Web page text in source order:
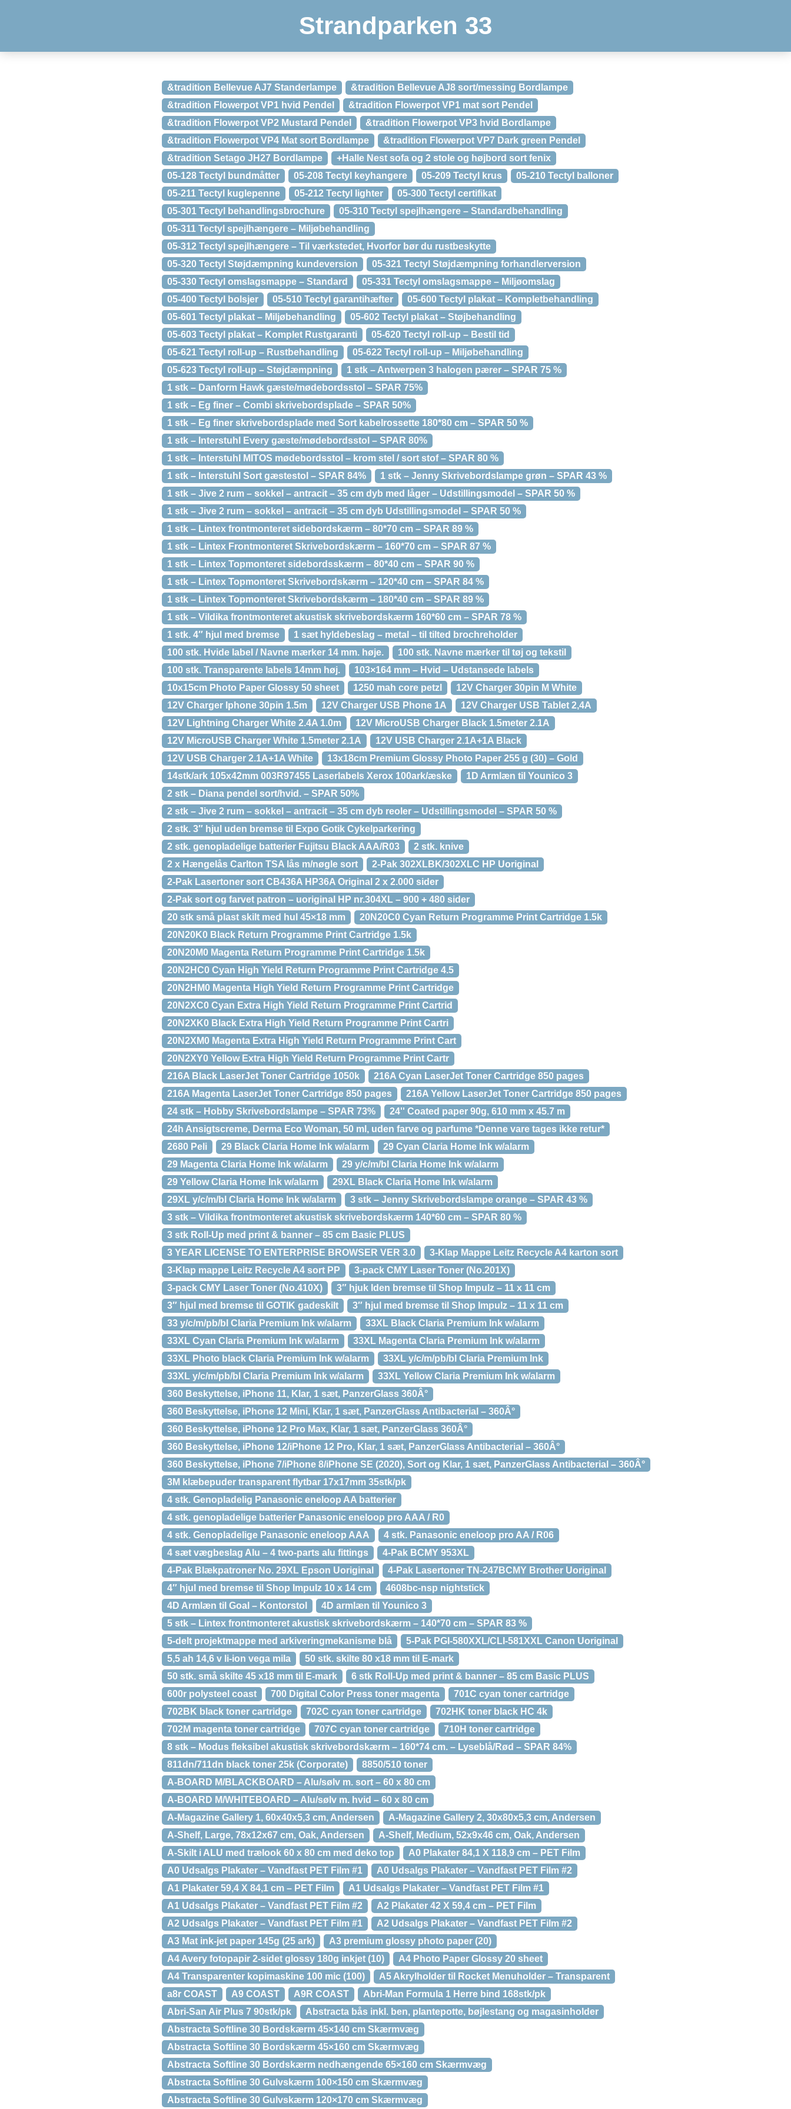
Strandparken 33
&tradition Bellevue AJ7 Standerlampe
&tradition Bellevue AJ8 sort/messing Bordlampe
&tradition Flowerpot VP1 hvid Pendel
&tradition Flowerpot VP1 mat sort Pendel
&tradition Flowerpot VP2 Mustard Pendel
&tradition Flowerpot VP3 hvid Bordlampe
&tradition Flowerpot VP4 Mat sort Bordlampe
&tradition Flowerpot VP7 Dark green Pendel
&tradition Setago JH27 Bordlampe
+Halle Nest sofa og 2 stole og højbord sort fenix
05-128 Tectyl bundmåtter
05-208 Tectyl keyhangere 05-209 Tectyl krus
05-210 Tectyl balloner
05-211 Tectyl kuglepenne
05-212 Tectyl lighter
05-300 Tectyl certifikat
05-301 Tectyl behandlingsbrochure
05-310 Tectyl spejlhængere – Standardbehandling
05-311 Tectyl spejlhængere – Miljøbehandling
05-312 Tectyl spejlhængere – Til værkstedet, Hvorfor bør du rustbeskytte
05-320 Tectyl Støjdæmpning kundeversion
05-321 Tectyl Støjdæmpning forhandlerversion
05-330 Tectyl omslagsmappe – Standard
05-331 Tectyl omslagsmappe – Miljøomslag
05-400 Tectyl bolsjer
05-510 Tectyl garantihæfter
05-600 Tectyl plakat – Kompletbehandling
05-601 Tectyl plakat – Miljøbehandling
05-602 Tectyl plakat – Støjbehandling
05-603 Tectyl plakat – Komplet Rustgaranti
05-620 Tectyl roll-up – Bestil tid
05-621 Tectyl roll-up – Rustbehandling
05-622 Tectyl roll-up – Miljøbehandling
05-623 Tectyl roll-up – Støjdæmpning
1 stk – Antwerpen 3 halogen pærer – SPAR 75 %
1 stk – Danform Hawk gæste/mødebordsstol – SPAR 75%
1 stk – Eg finer – Combi skrivebordsplade – SPAR 50%
1 stk – Eg finer skrivebordsplade med Sort kabelrossette 180*80 cm – SPAR 50 %
1 stk – Interstuhl Every gæste/mødebordsstol – SPAR 80%
1 stk – Interstuhl MITOS mødebordsstol – krom stel / sort stof – SPAR 80 %
1 stk – Interstuhl Sort gæstestol – SPAR 84%
1 stk – Jenny Skrivebordslampe grøn – SPAR 43 %
1 stk – Jive 2 rum – sokkel – antracit – 35 cm dyb med låger – Udstillingsmodel – SPAR 50 %
1 stk – Jive 2 rum – sokkel – antracit – 35 cm dyb Udstillingsmodel – SPAR 50 %
1 stk – Lintex frontmonteret sidebordskærm – 80*70 cm – SPAR 89 %
1 stk – Lintex Frontmonteret Skrivebordskærm – 160*70 cm – SPAR 87 %
1 stk – Lintex Topmonteret sidebordsskærm – 80*40 cm – SPAR 90 %
1 stk – Lintex Topmonteret Skrivebordskærm – 120*40 cm – SPAR 84 %
1 stk – Lintex Topmonteret Skrivebordskærm – 180*40 cm – SPAR 89 %
1 stk – Vildika frontmonteret akustisk skrivebordskærm 160*60 cm – SPAR 78 %
1 stk. 4″ hjul med bremse
1 sæt hyldebeslag – metal – til tilted brochreholder
100 stk. Hvide label / Navne mærker 14 mm. høje.
100 stk. Navne mærker til tøj og tekstil
100 stk. Transparente labels 14mm høj.
103×164 mm – Hvid – Udstansede labels
10x15cm Photo Paper Glossy 50 sheet
1250 mah core petzl
12V Charger 30pin M White
12V Charger Iphone 30pin 1.5m
12V Charger USB Phone 1A
12V Charger USB Tablet 2,4A
12V Lightning Charger White 2.4A 1.0m
12V MicroUSB Charger Black 1.5meter 2.1A
12V MicroUSB Charger White 1.5meter 2.1A
12V USB Charger 2.1A+1A Black
12V USB Charger 2.1A+1A White
13x18cm Premium Glossy Photo Paper 255 g (30) – Gold
14stk/ark 105x42mm 003R97455 Laserlabels Xerox 100ark/æske
1D Armlæn til Younico 3
2 stk – Diana pendel sort/hvid. – SPAR 50%
2 stk – Jive 2 rum – sokkel – antracit – 35 cm dyb reoler – Udstillingsmodel – SPAR 50 %
2 stk. 3″ hjul uden bremse til Expo Gotik Cykelparkering
2 stk. genopladelige batterier Fujitsu Black AAA/R03
2 stk. knive
2 x Hængelås Carlton TSA lås m/nøgle sort
2-Pak 302XLBK/302XLC HP Uoriginal
2-Pak Lasertoner sort CB436A HP36A Original 2 x 2.000 sider
2-Pak sort og farvet patron – uoriginal HP nr.304XL – 900 + 480 sider
20 stk små plast skilt med hul 45×18 mm
20N20C0 Cyan Return Programme Print Cartridge 1.5k
20N20K0 Black Return Programme Print Cartridge 1.5k
20N20M0 Magenta Return Programme Print Cartridge 1.5k
20N2HC0 Cyan High Yield Return Programme Print Cartridge 4.5
20N2HM0 Magenta High Yield Return Programme Print Cartridge
20N2XC0 Cyan Extra High Yield Return Programme Print Cartrid
20N2XK0 Black Extra High Yield Return Programme Print Cartri
20N2XM0 Magenta Extra High Yield Return Programme Print Cart
20N2XY0 Yellow Extra High Yield Return Programme Print Cartr
216A Black LaserJet Toner Cartridge 1050k
216A Cyan LaserJet Toner Cartridge 850 pages
216A Magenta LaserJet Toner Cartridge 850 pages
216A Yellow LaserJet Toner Cartridge 850 pages
24 stk – Hobby Skrivebordslampe – SPAR 73%
24'' Coated paper 90g, 610 mm x 45.7 m
24h Ansigtscreme, Derma Eco Woman, 50 ml, uden farve og parfume *Denne vare tages ikke retur*
2680 Peli
29 Black Claria Home Ink w/alarm
29 Cyan Claria Home Ink w/alarm
29 Magenta Claria Home Ink w/alarm
29 y/c/m/bl Claria Home Ink w/alarm
29 Yellow Claria Home Ink w/alarm
29XL Black Claria Home Ink w/alarm
29XL y/c/m/bl Claria Home Ink w/alarm
3 stk – Jenny Skrivebordslampe orange – SPAR 43 %
3 stk – Vildika frontmonteret akustisk skrivebordskærm 140*60 cm – SPAR 80 %
3 stk Roll-Up med print & banner – 85 cm Basic PLUS
3 YEAR LICENSE TO ENTERPRISE BROWSER VER 3.0
3-Klap Mappe Leitz Recycle A4 karton sort
3-Klap mappe Leitz Recycle A4 sort PP
3-pack CMY Laser Toner (No.201X)
3-pack CMY Laser Toner (No.410X)
3″ hjuk lden bremse til Shop Impulz – 11 x 11 cm
3″ hjul med bremse til GOTIK gadeskilt
3″ hjul med bremse til Shop Impulz – 11 x 11 cm
33 y/c/m/pb/bl Claria Premium Ink w/alarm
33XL Black Claria Premium Ink w/alarm
33XL Cyan Claria Premium Ink w/alarm
33XL Magenta Claria Premium Ink w/alarm
33XL Photo black Claria Premium Ink w/alarm
33XL y/c/m/pb/bl Claria Premium Ink
33XL y/c/m/pb/bl Claria Premium Ink w/alarm
33XL Yellow Claria Premium Ink w/alarm
360 Beskyttelse, iPhone 11, Klar, 1 sæt, PanzerGlass 360Â°
360 Beskyttelse, iPhone 12 Mini, Klar, 1 sæt, PanzerGlass Antibacterial – 360Â°
360 Beskyttelse, iPhone 12 Pro Max, Klar, 1 sæt, PanzerGlass 360Â°
360 Beskyttelse, iPhone 12/iPhone 12 Pro, Klar, 1 sæt, PanzerGlass Antibacterial – 360Â°
360 Beskyttelse, iPhone 7/iPhone 8/iPhone SE (2020), Sort og Klar, 1 sæt, PanzerGlass Antibacterial – 360Â°
3M klæbepuder transparent flytbar 17x17mm 35stk/pk
4 stk. Genopladelig Panasonic eneloop AA batterier
4 stk. genopladelige batterier Panasonic eneloop pro AAA / R0
4 stk. Genopladelige Panasonic eneloop AAA
4 stk. Panasonic eneloop pro AA / R06
4 sæt vægbeslag Alu – 4 two-parts alu fittings
4-Pak BCMY 953XL
4-Pak Blækpatroner No. 29XL Epson Uoriginal
4-Pak Lasertoner TN-247BCMY Brother Uoriginal
4″ hjul med bremse til Shop Impulz 10 x 14 cm
4608bc-nsp nightstick
4D Armlæn til Goal – Kontorstol
4D armlæn til Younico 3
5 stk – Lintex frontmonteret akustisk skrivebordskærm – 140*70 cm – SPAR 83 %
5-delt projektmappe med arkiveringmekanisme blå
5-Pak PGI-580XXL/CLI-581XXL Canon Uoriginal
5,5 ah 14,6 v li-ion vega mila
50 stk. skilte 80 x18 mm til E-mark
50 stk. små skilte 45 x18 mm til E-mark
6 stk Roll-Up med print & banner – 85 cm Basic PLUS
600r polysteel coast
700 Digital Color Press toner magenta
701C cyan toner cartridge
702BK black toner cartridge
702C cyan toner cartridge
702HK toner black HC 4k
702M magenta toner cartridge
707C cyan toner cartridge
710H toner cartridge
8 stk – Modus fleksibel akustisk skrivebordskærm – 160*74 cm. – Lyseblå/Rød – SPAR 84%
811dn/711dn black toner 25k (Corporate)
8850/510 toner
A-BOARD M/BLACKBOARD – Alu/sølv m. sort – 60 x 80 cm
A-BOARD M/WHITEBOARD – Alu/sølv m. hvid – 60 x 80 cm
A-Magazine Gallery 1, 60x40x5,3 cm, Andersen
A-Magazine Gallery 2, 30x80x5,3 cm, Andersen
A-Shelf, Large, 78x12x67 cm, Oak, Andersen
A-Shelf, Medium, 52x9x46 cm, Oak, Andersen
A-Skilt i ALU med trælook 60 x 80 cm med deko top
A0 Plakater 84,1 X 118,9 cm – PET Film
A0 Udsalgs Plakater – Vandfast PET Film #1
A0 Udsalgs Plakater – Vandfast PET Film #2
A1 Plakater 59,4 X 84,1 cm – PET Film
A1 Udsalgs Plakater – Vandfast PET Film #1
A1 Udsalgs Plakater – Vandfast PET Film #2
A2 Plakater 42 X 59,4 cm – PET Film
A2 Udsalgs Plakater – Vandfast PET Film #1
A2 Udsalgs Plakater – Vandfast PET Film #2
A3 Mat ink-jet paper 145g (25 ark)
A3 premium glossy photo paper (20)
A4 Avery fotopapir 2-sidet glossy 180g inkjet (10)
A4 Photo Paper Glossy 20 sheet
A4 Transparenter kopimaskine 100 mic (100)
A5 Akrylholder til Rocket Menuholder – Transparent
a8r COAST
A9 COAST A9R COAST
Abri-Man Formula 1 Herre bind 168stk/pk
Abri-San Air Plus 7 90stk/pk
Abstracta bås inkl. ben, plantepotte, bøjlestang og magasinholder
Abstracta Softline 30 Bordskærm 45×140 cm Skærmvæg
Abstracta Softline 30 Bordskærm 45×160 cm Skærmvæg
Abstracta Softline 30 Bordskærm nedhængende 65×160 cm Skærmvæg
Abstracta Softline 30 Gulvskærm 100×150 cm Skærmvæg
Abstracta Softline 30 Gulvskærm 120×170 cm Skærmvæg